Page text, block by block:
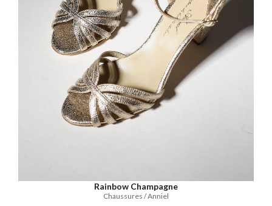
Rainbow Champagne
Chaussures / Anniel